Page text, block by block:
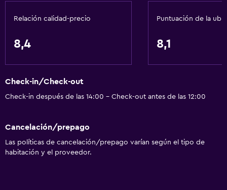
Minibar
Restaurante
Nevera
La comida se puede entregar en el alojamiento
Servicios básicos
Relación calidad-precio
8,4
Puntuación de la
8,1
Check-in/Check-out
Check-in después de las 14:00 - Check-out antes de las 12:00
Cancelación/prepago
Las políticas de cancelación/prepago varían según el tipo de
habitación y el proveedor.